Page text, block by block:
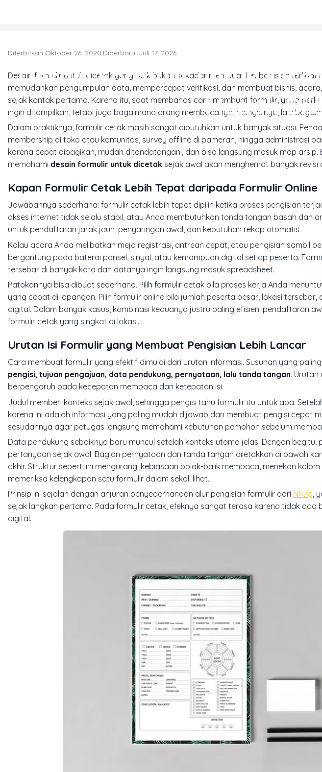
Desain Formulir untuk
Mudah
Diterbitkan Oktober 26, 2020·Diperbarui Juli 17, 2026
Desain formulir untuk dicetak yang baik bukan sekadar membuat lembar isian
memudahkan pengumpulan data, mempercepat verifikasi, dan membuat bisnis,
sejak kontak pertama. Karena itu, saat membahas cara membuat formulir, yang
ingin ditampilkan, tetapi juga bagaimana orang membacanya, mengisinya, lalu
Dalam praktiknya, formulir cetak masih sangat dibutuhkan untuk banyak situasi.
membership di toko atau komunitas, survey offline di pameran, hingga administrasi
karena cepat dibagikan, mudah ditandatangani, dan bisa langsung masuk map arsip.
memahami desain formulir untuk dicetak sejak awal akan menghemat banyak revisi
Kapan Formulir Cetak Lebih Tepat daripada Formulir Online
Jawabannya sederhana: formulir cetak lebih tepat dipilih ketika proses pengisian
akses internet tidak selalu stabil, atau Anda membutuhkan tanda tangan basah dan
untuk pendaftaran jarak jauh, penyaringan awal, dan kebutuhan rekap otomatis.
Kalau acara Anda melibatkan meja registrasi, antrean cepat, atau pengisian sambil
bergantung pada baterai ponsel, sinyal, atau kemampuan digital setiap peserta.
tersebar di banyak kota dan datanya ingin langsung masuk spreadsheet.
Patokannya bisa dibuat sederhana. Pilih formulir cetak bila proses kerja Anda
yang cepat di lapangan. Pilih formulir online bila jumlah peserta besar, lokasi
digital. Dalam banyak kasus, kombinasi keduanya justru paling efisien: pendaftaran
formulir cetak yang singkat di lokasi.
Urutan Isi Formulir yang Membuat Pengisian Lebih Lancar
Cara membuat formulir yang efektif dimulai dari urutan informasi. Susunan yang
pengisi, tujuan pengajuan, data pendukung, pernyataan, lalu tanda tangan.
berpengaruh pada kecepatan membaca dan ketepatan isi.
Judul memberi konteks sejak awal, sehingga pengisi tahu formulir itu untuk apa.
karena ini adalah informasi yang paling mudah dijawab dan membuat pengisi cepat
sesudahnya agar petugas langsung memahami kebutuhan pemohon sebelum
Data pendukung sebaiknya baru muncul setelah konteks utama jelas. Dengan
pertanyaan sejak awal. Bagian pernyataan dan tanda tangan diletakkan di bawah
akhir. Struktur seperti ini mengurangi kebiasaan bolak-balik membaca, menekan
memeriksa kelengkapan satu formulir dalam sekali lihat.
Prinsip ini sejalan dengan anjuran penyederhanaan alur pengisian formulir dari NN/g,
sejak langkah pertama. Pada formulir cetak, efeknya sangat terasa karena tidak
digital.